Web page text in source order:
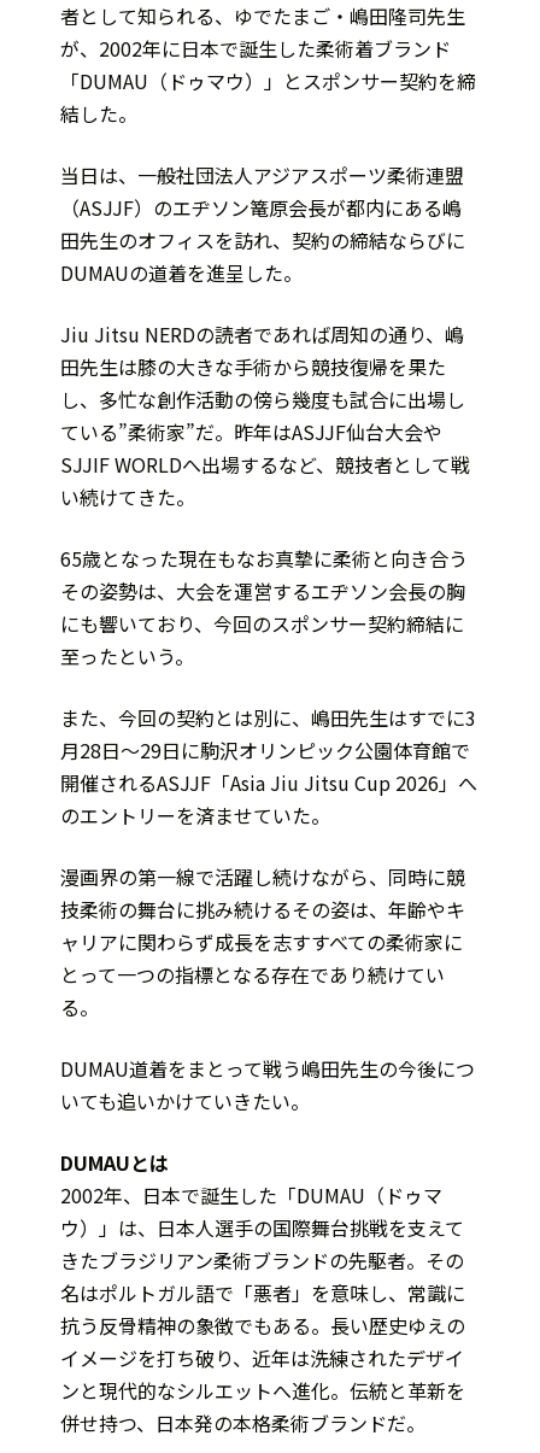
者として知られる、ゆでたまご・嶋田隆司先生
が、2002年に日本で誕生した柔術着ブランド
「DUMAU（ドゥマウ）」とスポンサー契約を締
結した。
当日は、一般社団法人アジアスポーツ柔術連盟
（ASJJF）のエヂソン篭原会長が都内にある嶋
田先生のオフィスを訪れ、契約の締結ならびに
DUMAUの道着を進呈した。
Jiu Jitsu NERDの読者であれば周知の通り、嶋
田先生は膝の大きな手術から競技復帰を果た
し、多忙な創作活動の傍ら幾度も試合に出場し
ている”柔術家”だ。昨年はASJJF仙台大会や
SJJIF WORLDへ出場するなど、競技者として戦
い続けてきた。
65歳となった現在もなお真摯に柔術と向き合う
その姿勢は、大会を運営するエヂソン会長の胸
にも響いており、今回のスポンサー契約締結に
至ったという。
また、今回の契約とは別に、嶋田先生はすでに3
月28日～29日に駒沢オリンピック公園体育館で
開催されるASJJF「Asia Jiu Jitsu Cup 2026」へ
のエントリーを済ませていた。
漫画界の第一線で活躍し続けながら、同時に競
技柔術の舞台に挑み続けるその姿は、年齢やキ
ャリアに関わらず成長を志すすべての柔術家に
とって一つの指標となる存在であり続けてい
る。
DUMAU道着をまとって戦う嶋田先生の今後につ
いても追いかけていきたい。
DUMAUとは
2002年、日本で誕生した「DUMAU（ドゥマ
ウ）」は、日本人選手の国際舞台挑戦を支えて
きたブラジリアン柔術ブランドの先駆者。その
名はポルトガル語で「悪者」を意味し、常識に
抗う反骨精神の象徴でもある。長い歴史ゆえの
イメージを打ち破り、近年は洗練されたデザイ
ンと現代的なシルエットへ進化。伝統と革新を
併せ持つ、日本発の本格柔術ブランドだ。